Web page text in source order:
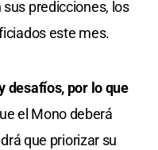
predicciones, los
este mes.
desafíos, por lo que
el Mono deberá
que priorizar su